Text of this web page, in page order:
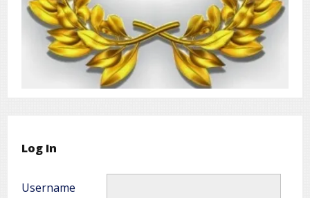
Log In
Username